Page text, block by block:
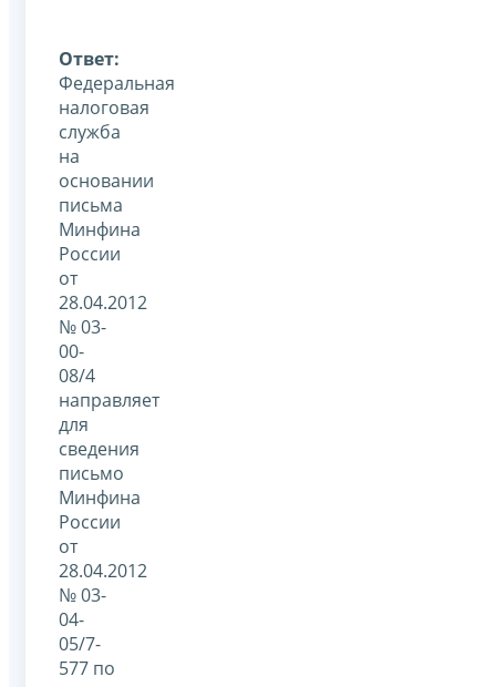
Ответ:
Федеральная
налоговая
служба
на
основании
письма
Минфина
России
от
28.04.2012
№ 03-
00-
08/4
направляет
для
сведения
письмо
Минфина
России
от
28.04.2012
№ 03-
04-
05/7-
577 по